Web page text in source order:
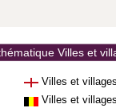
Villes et
Villes et
Villes et